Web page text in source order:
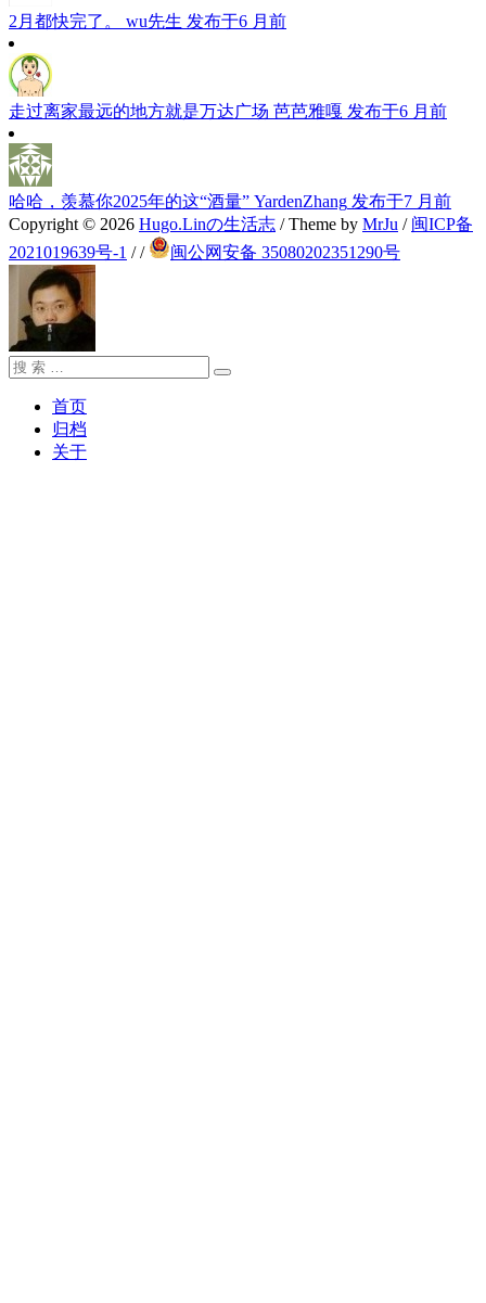
2月都快完了。 wu先生 发布于6 月前
走过离家最远的地方就是万达广场 芭芭雅嘎 发布于6 月前
哈哈，羡慕你2025年的这“酒量” YardenZhang 发布于7 月前
Copyright © 2026 Hugo.Linの生活志 / Theme by MrJu / 闽ICP备
2021019639号-1 // 闽公网安备 35080202351290号
搜
搜
首页
归档
关于